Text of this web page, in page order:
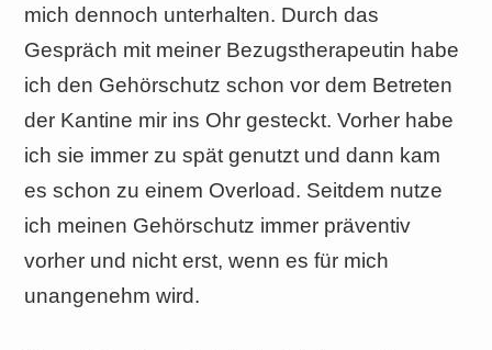
mich dennoch unterhalten. Durch das
Gespräch mit meiner Bezugstherapeutin habe
ich den Gehörschutz schon vor dem Betreten
der Kantine mir ins Ohr gesteckt. Vorher habe
ich sie immer zu spät genutzt und dann kam
es schon zu einem Overload. Seitdem nutze
ich meinen Gehörschutz immer präventiv
vorher und nicht erst, wenn es für mich
unangenehm wird.